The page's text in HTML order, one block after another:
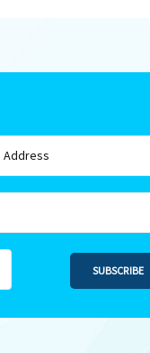
SUBSCRIBE